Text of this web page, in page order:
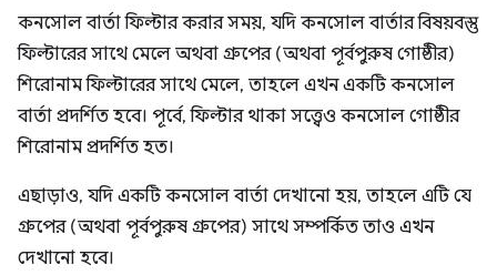
কনসোল বার্তা ফিল্টার করার সময়, যদি কনসোল বার্তার বিষয়বস্তু
ফিল্টারের সাথে মেলে অথবা গ্রুপের (অথবা পূর্বপুরুষ গোষ্ঠীর)
শিরোনাম ফিল্টারের সাথে মেলে, তাহলে এখন একটি কনসোল
বার্তা প্রদর্শিত হবে। পূর্বে, ফিল্টার থাকা সত্ত্বেও কনসোল গোষ্ঠীর
শিরোনাম প্রদর্শিত হত।
এছাড়াও, যদি একটি কনসোল বার্তা দেখানো হয়, তাহলে এটি যে
গ্রুপের (অথবা পূর্বপুরুষ গ্রুপের) সাথে সম্পর্কিত তাও এখন
দেখানো হবে।